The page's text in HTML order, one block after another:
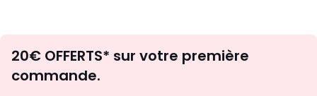
d'inspirations
20€ OFFERTS* sur votre première
commande.